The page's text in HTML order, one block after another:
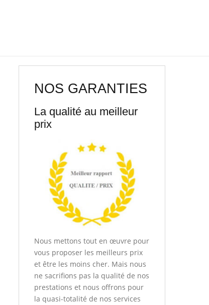
NOS GARANTIES
La qualité au meilleur
prix
Nous mettons tout en œuvre pour
vous proposer les meilleurs prix
et être les moins cher. Mais nous
ne sacrifions pas la qualité de nos
prestations et nous offrons pour
la quasi-totalité de nos services